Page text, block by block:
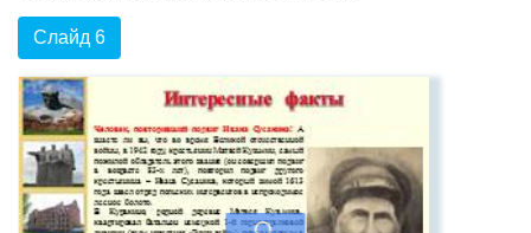
Слайд 6